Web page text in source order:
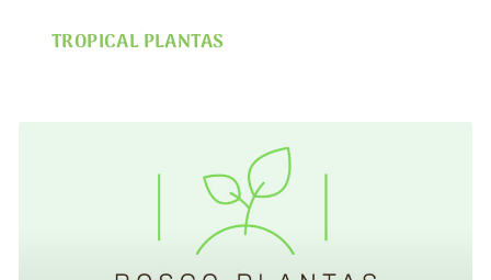
TROPICAL PLANTAS